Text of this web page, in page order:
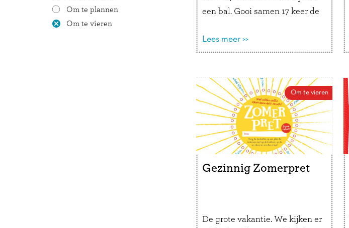
Om te plannen
Om te vieren
een bal. Gooi samen 17 keer de
vallen.
Is het 24°? Vraag de telefoon
een appje met precies 24
emoji’s naar iemand die jij lief
vindt.
Is het 30°? Vertel in een briefje
met precies 30 woorden
waarom jij zo graag een ijsje
wil.
Lees meer >>
Om te vieren
Gezinnig Zomerpret
De grote vakantie. We kijken er